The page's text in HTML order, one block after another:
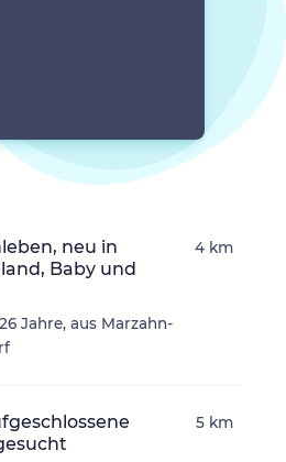
neu in
Baby und
Jahre, aus Marzahn-
4 km
5 km